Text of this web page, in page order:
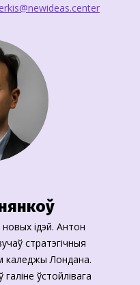
ідэй. Антон
стратэгічныя
каледжы Лондана.
ўстойлівага